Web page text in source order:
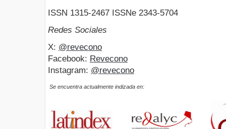
ISSN 1315-2467 ISSNe 2343-5704
Redes Sociales
X: @revecono
Facebook: Revecono
Instagram: @revecono
Se encuentra actualmente indizada en: